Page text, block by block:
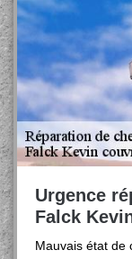
Urgence
Falck
Mauvais état de